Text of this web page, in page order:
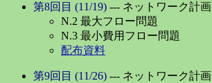
第8回目 (11/19) --- ネットワーク計画
N.2 最大フロー問題
N.3 最小費用フロー問題
配布資料
第9回目 (11/26) --- ネットワーク計画